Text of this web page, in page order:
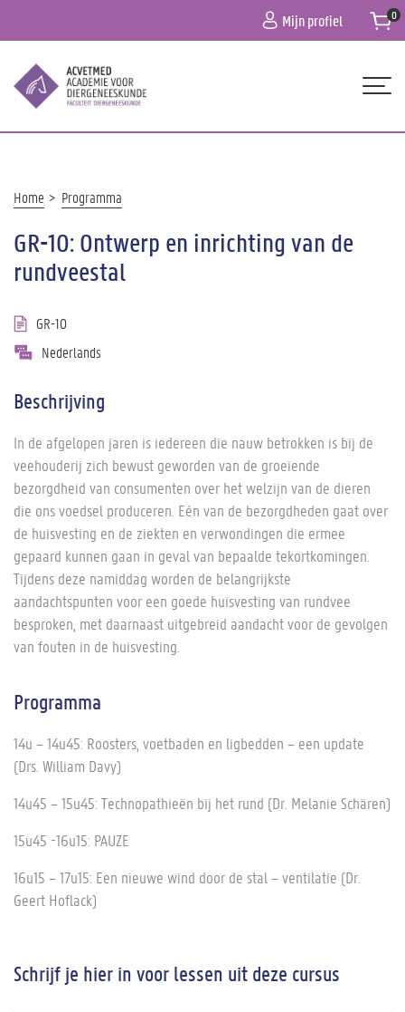
inhoud
Mijn profiel
OVER ONS
PRAKTISCHE INFO
Kruimelpad
Home Programma
GR-10: Ontwerp en inrichting van de
rundveestal
GR-10
Nederlands
Beschrijving
In de afgelopen jaren is iedereen die nauw betrokken is bij de
veehouderij zich bewust geworden van de groeiende
bezorgdheid van consumenten over het welzijn van de dieren
die ons voedsel produceren. Eén van de bezorgdheden gaat over
de huisvesting en de ziekten en verwondingen die ermee
gepaard kunnen gaan in geval van bepaalde tekortkomingen.
Tijdens deze namiddag worden de belangrijkste
aandachtspunten voor een goede huisvesting van rundvee
besproken, met daarnaast uitgebreid aandacht voor de gevolgen
van fouten in de huisvesting.
Programma
14u – 14u45: Roosters, voetbaden en ligbedden – een update
(Drs. William Davy)
14u45 – 15u45: Technopathieën bij het rund (Dr. Melanie Schären)
15u45 -16u15: PAUZE
16u15 – 17u15: Een nieuwe wind door de stal – ventilatie (Dr.
Geert Hoflack)
Schrijf je hier in voor lessen uit deze cursus